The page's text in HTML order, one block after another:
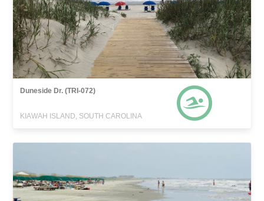
Duneside Dr. (TRI-072)
KIAWAH ISLAND, SOUTH CAROLINA